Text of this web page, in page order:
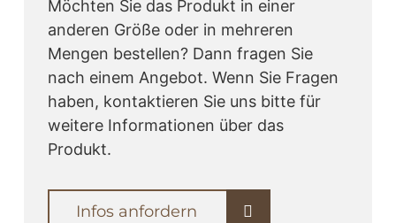
Möchten Sie das Produkt in einer
anderen Größe oder in mehreren
Mengen bestellen? Dann fragen Sie
nach einem Angebot. Wenn Sie Fragen
haben, kontaktieren Sie uns bitte für
weitere Informationen über das
Produkt.
Infos anfordern